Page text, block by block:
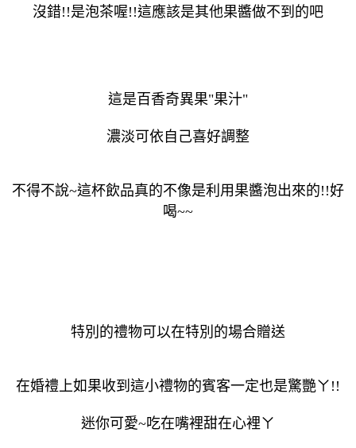
沒錯!!是泡茶喔!!這應該是其他果醬做不到的吧
這是百香奇異果"果汁"
濃淡可依自己喜好調整
不得不說~這杯飲品真的不像是利用果醬泡出來的!!好
喝~~
特別的禮物可以在特別的場合贈送
在婚禮上如果收到這小禮物的賓客一定也是驚艷ㄚ!!
迷你可愛~吃在嘴裡甜在心裡ㄚ